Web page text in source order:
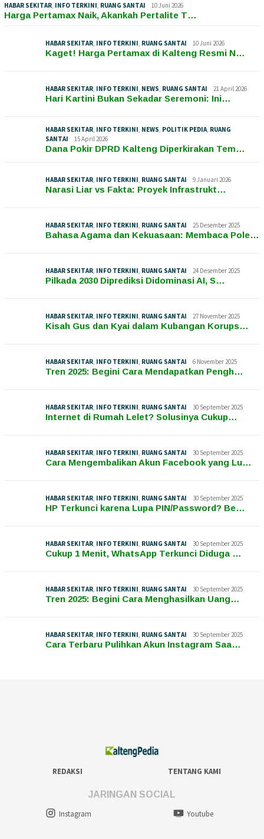
HABAR SEKITAR, INFO TERKINI, RUANG SANTAI 10 Juni 2026
Harga Pertamax Naik, Akankah Pertalite T…
HABAR SEKITAR, INFO TERKINI, RUANG SANTAI 10 Juni 2026
Kaget! Harga Pertamax di Kalteng Resmi N…
HABAR SEKITAR, INFO TERKINI, NEWS, RUANG SANTAI 21 April 2026
Hari Kartini Bukan Sekadar Seremoni: Ini…
HABAR SEKITAR, INFO TERKINI, NEWS, POLITIK PEDIA, RUANG
SANTAI
15 April 2026
Dana Pokir DPRD Kalteng Diperkirakan Tem…
HABAR SEKITAR, INFO TERKINI, RUANG SANTAI 9 Januari 2026
Narasi Liar vs Fakta: Proyek Infrastrukt…
HABAR SEKITAR, INFO TERKINI, RUANG SANTAI 25 Desember 2025
Bahasa Agama dan Kekuasaan: Membaca Pole…
HABAR SEKITAR, INFO TERKINI, RUANG SANTAI 24 Desember 2025
Pilkada 2030 Diprediksi Didominasi AI, S…
HABAR SEKITAR, INFO TERKINI, RUANG SANTAI 27 November 2025
Kisah Gus dan Kyai dalam Kubangan Korups…
HABAR SEKITAR, INFO TERKINI, RUANG SANTAI 6 November 2025
Tren 2025: Begini Cara Mendapatkan Pengh…
HABAR SEKITAR, INFO TERKINI, RUANG SANTAI 30 September 2025
Internet di Rumah Lelet? Solusinya Cukup…
HABAR SEKITAR, INFO TERKINI, RUANG SANTAI 30 September 2025
Cara Mengembalikan Akun Facebook yang Lu…
HABAR SEKITAR, INFO TERKINI, RUANG SANTAI 30 September 2025
HP Terkunci karena Lupa PIN/Password? Be…
HABAR SEKITAR, INFO TERKINI, RUANG SANTAI 30 September 2025
Cukup 1 Menit, WhatsApp Terkunci Diduga …
HABAR SEKITAR, INFO TERKINI, RUANG SANTAI 30 September 2025
Tren 2025: Begini Cara Menghasilkan Uang…
HABAR SEKITAR, INFO TERKINI, RUANG SANTAI 30 September 2025
Cara Terbaru Pulihkan Akun Instagram Saa…
REDAKSI TENTANG KAMI
JARINGAN SOCIAL
Instagram
Youtube